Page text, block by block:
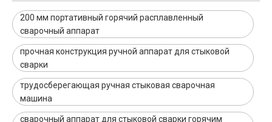
200 мм портативный горячий расплавленный
сварочный аппарат
прочная конструкция ручной аппарат для стыковой
сварки
трудосберегающая ручная стыковая сварочная
машина
сварочный аппарат для стыковой сварки горячим